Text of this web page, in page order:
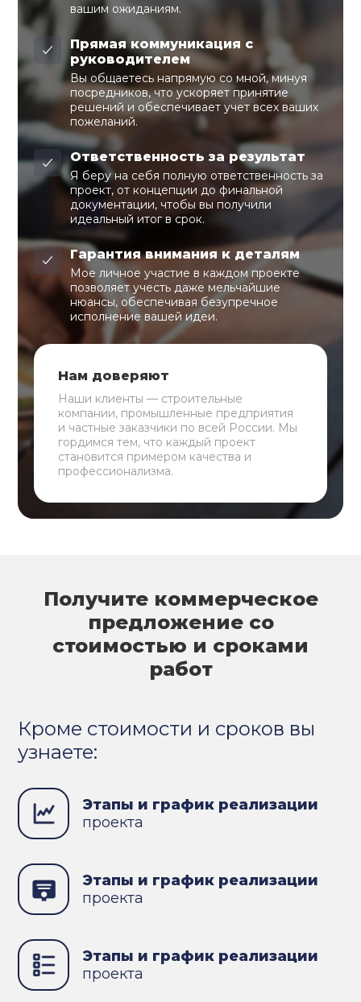
вашим ожиданиям.
Прямая коммуникация с
руководителем
Вы общаетесь напрямую со мной, минуя
посредников, что ускоряет принятие
решений и обеспечивает учет всех ваших
пожеланий.
Ответственность за результат
Я беру на себя полную ответственность за
проект, от концепции до финальной
документации, чтобы вы получили
идеальный итог в срок.
Гарантия внимания к деталям
Мое личное участие в каждом проекте
позволяет учесть даже мельчайшие
нюансы, обеспечивая безупречное
исполнение вашей идеи.
Нам доверяют
Наши клиенты — строительные
компании, промышленные предприятия
и частные заказчики по всей России. Мы
гордимся тем, что каждый проект
становится примером качества и
профессионализма.
Получите коммерческое
предложение со
стоимостью и сроками
работ
Кроме стоимости и сроков вы
узнаете:
Этапы и график реализации
проекта
Этапы и график реализации
проекта
Этапы и график реализации
проекта